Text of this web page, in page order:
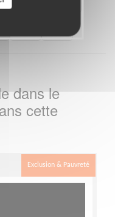
dans le
cette
Exclusion & Pauvreté